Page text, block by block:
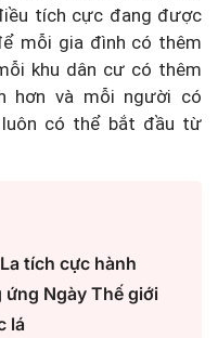
tích cực đang được
mỗi gia đình có thêm
khu dân cư có thêm
hơn và mỗi người có
có thể bắt đầu từ
tích cực hành
Ngày Thế giới
lá